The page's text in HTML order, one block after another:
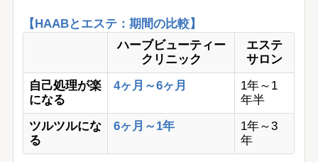
【HAABとエステ：期間の比較】
ハーブビューティー
クリニック
エステ
サロン
自己処理が楽
になる
4ヶ月～6ヶ月
1年～1
年半
ツルツルにな
る
6ヶ月～1年
1年～3
年